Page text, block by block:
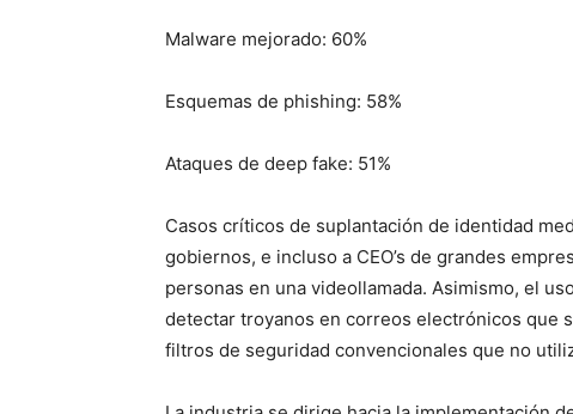
Malware mejorado: 60%
Esquemas de phishing: 58%
Ataques de deep fake: 51%
Casos críticos de suplantación de identidad
gobiernos, e incluso a CEO’s de grandes
personas en una videollamada. Asimismo, el
detectar troyanos en correos electrónicos que
filtros de seguridad convencionales que no